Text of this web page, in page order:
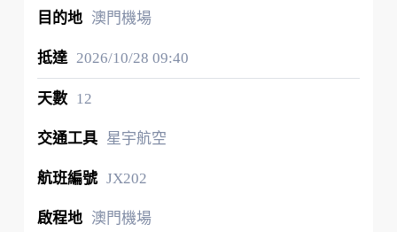
澳門機場
2026/10/28 09:40
12
星宇航空
JX202
澳門機場